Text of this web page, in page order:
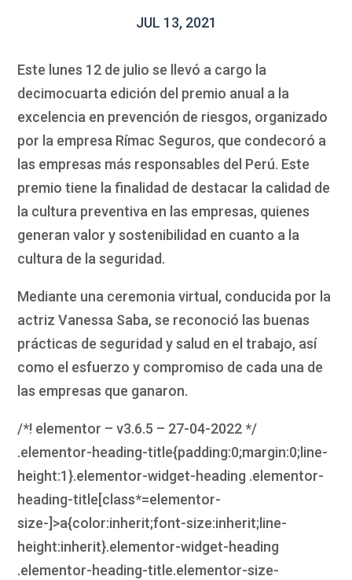
JUL 13, 2021
Este lunes 12 de julio se llevó a cargo la
decimocuarta edición del premio anual a la
excelencia en prevención de riesgos, organizado
por la empresa Rímac Seguros, que condecoró a
las empresas más responsables del Perú. Este
premio tiene la finalidad de destacar la calidad de
la cultura preventiva en las empresas, quienes
generan valor y sostenibilidad en cuanto a la
cultura de la seguridad.
Mediante una ceremonia virtual, conducida por la
actriz Vanessa Saba, se reconoció las buenas
prácticas de seguridad y salud en el trabajo, así
como el esfuerzo y compromiso de cada una de
las empresas que ganaron.
/*! elementor – v3.6.5 – 27-04-2022 */
.elementor-heading-title{padding:0;margin:0;line-
height:1}.elementor-widget-heading .elementor-
heading-title[class*=elementor-
size-]>a{color:inherit;font-size:inherit;line-
height:inherit}.elementor-widget-heading
.elementor-heading-title.elementor-size-